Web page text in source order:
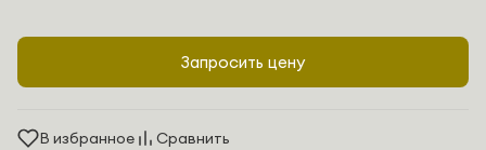
Запросить цену
В избранное Сравнить